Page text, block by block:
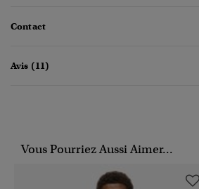
Contact
Avis (11)
Vous Pourriez Aussi Aimer...